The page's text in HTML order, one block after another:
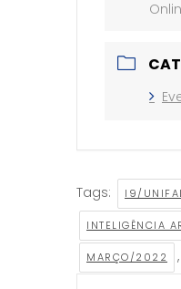
Tags: I9/
INTELIGÊNCIA
MARÇO/2022 ,